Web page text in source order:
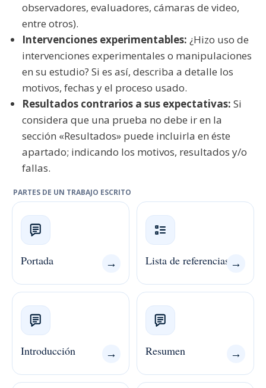
observadores, evaluadores, cámaras de video,
entre otros).
Intervenciones experimentables: ¿Hizo uso de
intervenciones experimentales o manipulaciones
en su estudio? Si es así, describa a detalle los
motivos, fechas y el proceso usado.
Resultados contrarios a sus expectativas: Si
considera que una prueba no debe ir en la
sección «Resultados» puede incluirla en éste
apartado; indicando los motivos, resultados y/o
fallas.
PARTES DE UN TRABAJO ESCRITO
Portada → Lista de referencias →
Introducción → Resumen →